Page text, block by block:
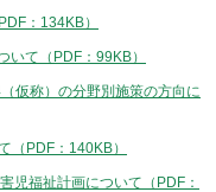
：134KB）
いて（PDF：99KB）
仮称）の分野別施策の方向に
（PDF：140KB）
児福祉計画について（PDF：